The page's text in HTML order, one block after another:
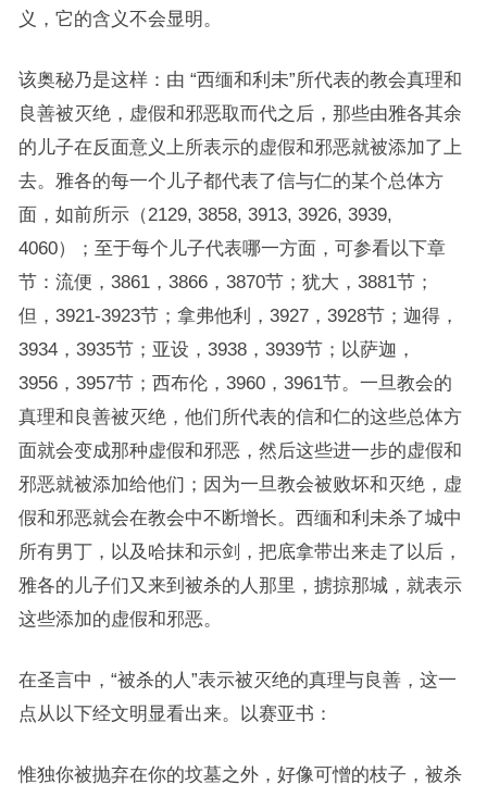
义，它的含义不会显明。
该奥秘乃是这样：由 “西缅和利未”所代表的教会真理和
良善被灭绝，虚假和邪恶取而代之后，那些由雅各其余
的儿子在反面意义上所表示的虚假和邪恶就被添加了上
去。雅各的每一个儿子都代表了信与仁的某个总体方
面，如前所示（2129, 3858, 3913, 3926, 3939,
4060）；至于每个儿子代表哪一方面，可参看以下章
节：流便，3861，3866，3870节；犹大，3881节；
但，3921-3923节；拿弗他利，3927，3928节；迦得，
3934，3935节；亚设，3938，3939节；以萨迦，
3956，3957节；西布伦，3960，3961节。一旦教会的
真理和良善被灭绝，他们所代表的信和仁的这些总体方
面就会变成那种虚假和邪恶，然后这些进一步的虚假和
邪恶就被添加给他们；因为一旦教会被败坏和灭绝，虚
假和邪恶就会在教会中不断增长。西缅和利未杀了城中
所有男丁，以及哈抹和示剑，把底拿带出来走了以后，
雅各的儿子们又来到被杀的人那里，掳掠那城，就表示
这些添加的虚假和邪恶。
在圣言中，“被杀的人”表示被灭绝的真理与良善，这一
点从以下经文明显看出来。以赛亚书：
惟独你被抛弃在你的坟墓之外，好像可憎的枝子，被杀